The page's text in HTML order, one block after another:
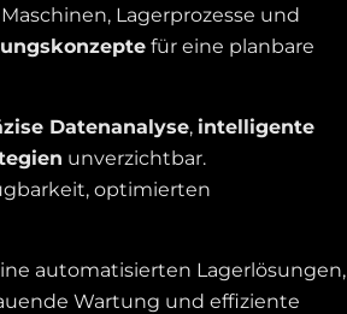
Lagerprozesse und
für eine planbare
Datenanalyse, intelligente
unverzichtbar.
optimierten
automatisierten Lagerlösungen,
Wartung und effiziente